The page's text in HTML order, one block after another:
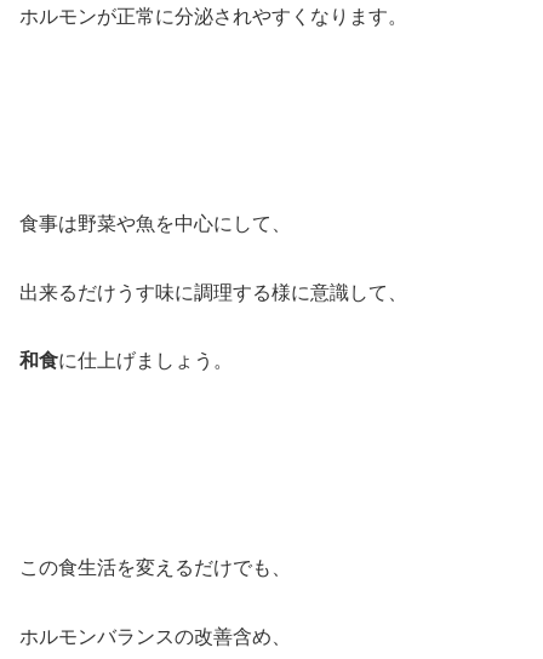
ホルモンが正常に分泌されやすくなります。
食事は野菜や魚を中心にして、
出来るだけうす味に調理する様に意識して、
和食に仕上げましょう。
この食生活を変えるだけでも、
ホルモンバランスの改善含め、